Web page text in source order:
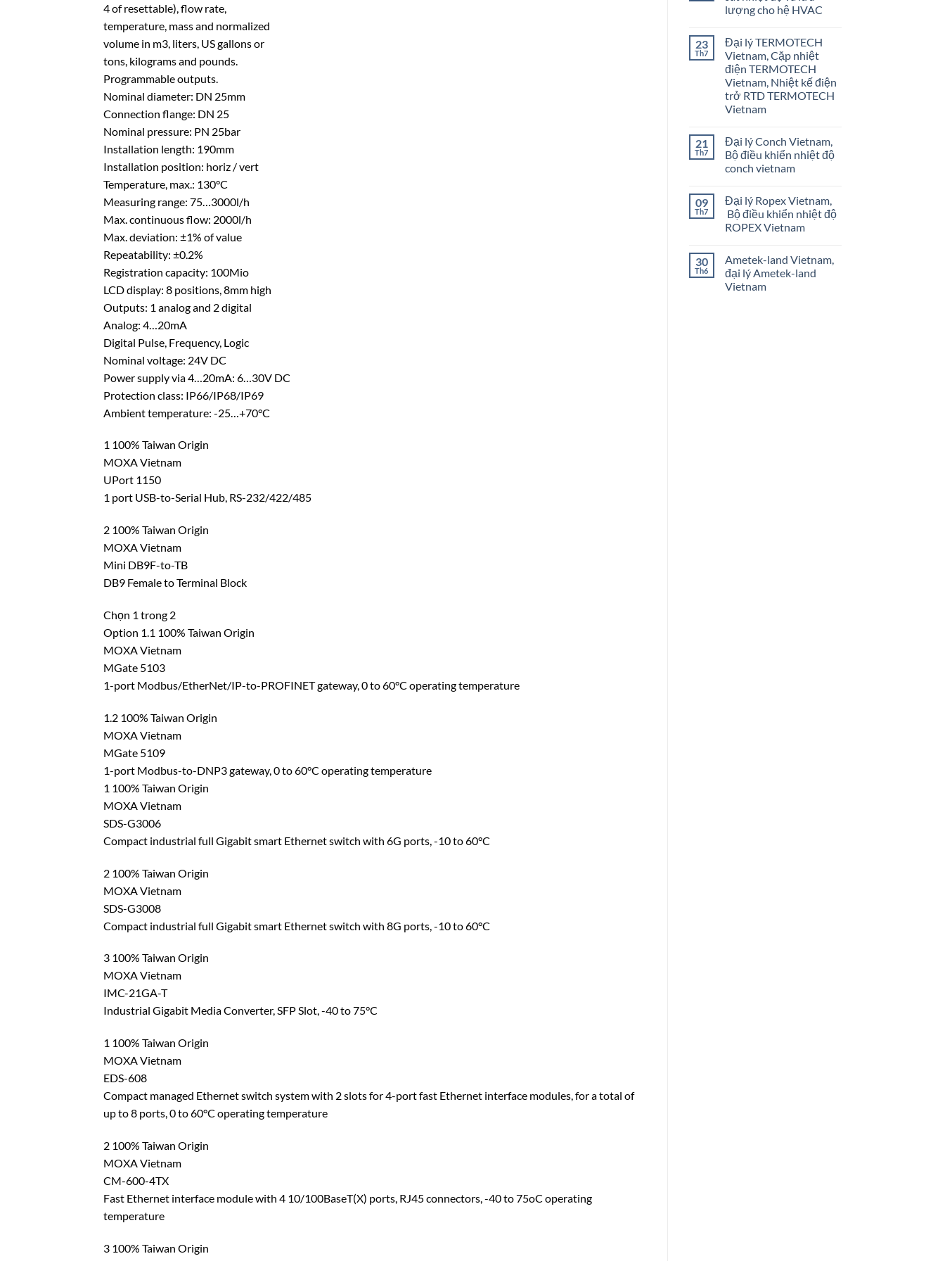
lượng cho hệ HVAC
bình
luận
ở
Onicon
Vietnam
–
Giám
sát
nhiệt
lưu
lượng
cho
hệ
23
Th7
Đại lý TERMOTECH
Vietnam, Cặp nhiệt
điện TERMOTECH
Vietnam, Nhiệt kế điện
trở RTD TERMOTECH
Vietnam
bình
luận
ở
Đại
Vietnam,
Cặp
nhiệt
điện
TERMOTECH
kế
điện
trở
RTD
21
Th7
Đại lý Conch Vietnam,
Bộ điều khiển nhiệt độ
conch vietnam
bình
luận
ở
Đại
Vietnam,
Bộ
điều
khiển
nhiệt
09
Th7
Đại lý Ropex Vietnam,
Bộ điều khiển nhiệt độ
ROPEX Vietnam
bình
luận
ở
Đại
30
Th6
Ametek-land Vietnam,
đại lý Ametek-land
Vietnam
4 of resettable), flow rate,
temperature, mass and normalized
volume in m3, liters, US gallons or
tons, kilograms and pounds.
Programmable outputs.
Nominal diameter: DN 25mm
Connection flange: DN 25
Nominal pressure: PN 25bar
Installation length: 190mm
Installation position: horiz / vert
Temperature, max.: 130°C
Measuring range: 75…3000l/h
Max. continuous flow: 2000l/h
Max. deviation: ±1% of value
Repeatability: ±0.2%
Registration capacity: 100Mio
LCD display: 8 positions, 8mm high
Outputs: 1 analog and 2 digital
Analog: 4…20mA
Digital Pulse, Frequency, Logic
Nominal voltage: 24V DC
Power supply via 4…20mA: 6…30V DC
Protection class: IP66/IP68/IP69
Ambient temperature: -25…+70°C
1 100% Taiwan Origin
MOXA Vietnam
UPort 1150
1 port USB-to-Serial Hub, RS-232/422/485
2 100% Taiwan Origin
MOXA Vietnam
Mini DB9F-to-TB
DB9 Female to Terminal Block
Chọn 1 trong 2
Option 1.1 100% Taiwan Origin
MOXA Vietnam
MGate 5103
1-port Modbus/EtherNet/IP-to-PROFINET gateway, 0 to 60°C operating temperature
1.2 100% Taiwan Origin
MOXA Vietnam
MGate 5109
1-port Modbus-to-DNP3 gateway, 0 to 60°C operating temperature
1 100% Taiwan Origin
MOXA Vietnam
SDS-G3006
Compact industrial full Gigabit smart Ethernet switch with 6G ports, -10 to 60°C
2 100% Taiwan Origin
MOXA Vietnam
SDS-G3008
Compact industrial full Gigabit smart Ethernet switch with 8G ports, -10 to 60°C
3 100% Taiwan Origin
MOXA Vietnam
IMC-21GA-T
Industrial Gigabit Media Converter, SFP Slot, -40 to 75°C
1 100% Taiwan Origin
MOXA Vietnam
EDS-608
Compact managed Ethernet switch system with 2 slots for 4-port fast Ethernet interface modules, for a total of
up to 8 ports, 0 to 60°C operating temperature
2 100% Taiwan Origin
MOXA Vietnam
CM-600-4TX
Fast Ethernet interface module with 4 10/100BaseT(X) ports, RJ45 connectors, -40 to 75oC operating
temperature
3 100% Taiwan Origin